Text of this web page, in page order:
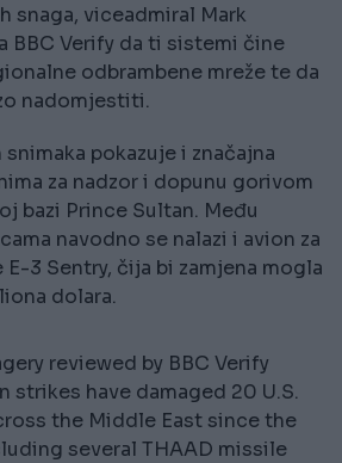
snaga, viceadmiral Mark
BBC Verify da ti sistemi čine
odbrambene mreže te da
nadomjestiti.
pokazuje i značajna
za nadzor i dopunu gorivom
bazi Prince Sultan. Među
navodno se nalazi i avion za
E-3 Sentry, čija bi zamjena mogla
dolara.
reviewed by BBC Verify
strikes have damaged 20 U.S.
the Middle East since the
several THAAD missile